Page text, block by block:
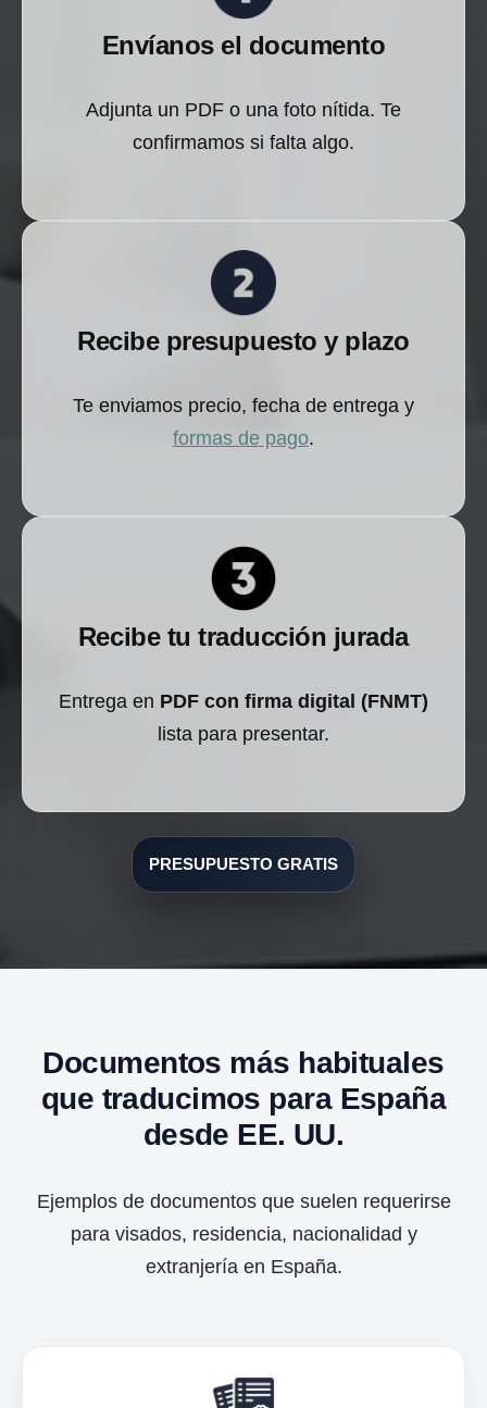
Envíanos el documento
Adjunta un PDF o una foto nítida. Te
confirmamos si falta algo.
Recibe presupuesto y plazo
Te enviamos precio, fecha de entrega y
formas de pago.
Recibe tu traducción jurada
Entrega en PDF con firma digital (FNMT)
lista para presentar.
PRESUPUESTO GRATIS
Documentos más habituales
que traducimos para España
desde EE. UU.
Ejemplos de documentos que suelen requerirse
para visados, residencia, nacionalidad y
extranjería en España.